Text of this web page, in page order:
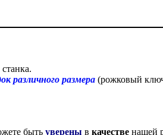
различного размера (рожковый
быть уверены в качестве нашей